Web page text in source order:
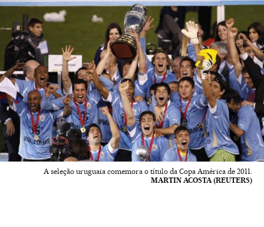
A seleção uruguaia comemora o título da Copa América de 2011.
MARTIN ACOSTA (REUTERS)